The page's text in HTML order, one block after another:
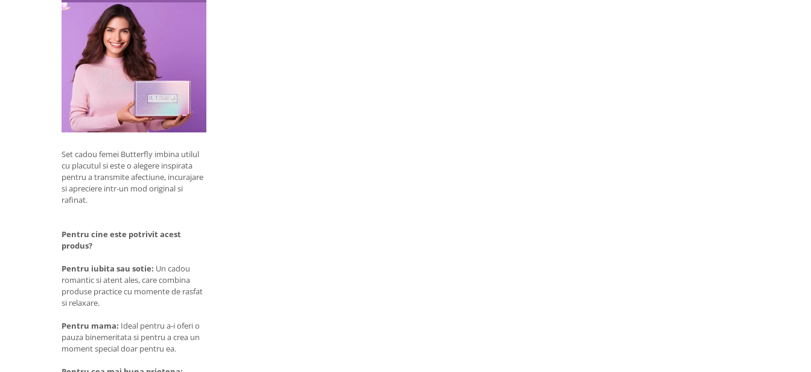
Set cadou femei Butterfly imbina utilul
cu placutul si este o alegere inspirata
pentru a transmite afectiune, incurajare
si apreciere intr-un mod original si
rafinat.
Pentru cine este potrivit acest
produs?
Pentru iubita sau sotie: Un cadou
romantic si atent ales, care combina
produse practice cu momente de rasfat
si relaxare.
Pentru mama: Ideal pentru a-i oferi o
pauza binemeritata si pentru a crea un
moment special doar pentru ea.